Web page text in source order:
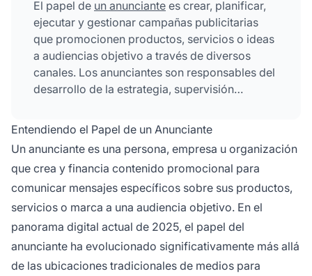
El papel de un anunciante es crear, planificar,
ejecutar y gestionar campañas publicitarias
que promocionen productos, servicios o ideas
a audiencias objetivo a través de diversos
canales. Los anunciantes son responsables del
desarrollo de la estrategia, supervisión
presupuestos y análisis de rendimiento para
lograr objetivos comerciales específicos.
Entendiendo el Papel de un Anunciante
Un anunciante es una persona, empresa u organización
que crea y financia contenido promocional para
comunicar mensajes específicos sobre sus productos,
servicios o marca a una audiencia objetivo. En el
panorama digital actual de 2025, el papel del
anunciante ha evolucionado significativamente más allá
de las ubicaciones tradicionales de medios para